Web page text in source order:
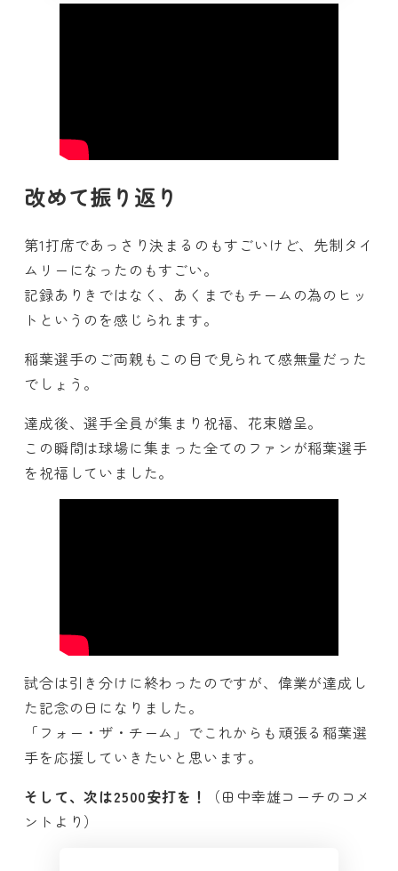
改めて振り返り
第1打席であっさり決まるのもすごいけど、先制タイ
ムリーになったのもすごい。
記録ありきではなく、あくまでもチームの為のヒッ
トというのを感じられます。
稲葉選手のご両親もこの目で見られて感無量だった
でしょう。
達成後、選手全員が集まり祝福、花束贈呈。
この瞬間は球場に集まった全てのファンが稲葉選手
を祝福していました。
試合は引き分けに終わったのですが、偉業が達成し
た記念の日になりました。
「フォー・ザ・チーム」でこれからも頑張る稲葉選
手を応援していきたいと思います。
そして、次は2500安打を！
（田中幸雄コーチのコメ
ントより）